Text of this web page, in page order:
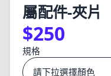
屬配件-夾片
$250
規格